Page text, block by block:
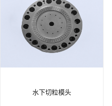
水下切粒模头